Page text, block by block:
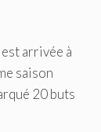
arrivée à
saison
20 buts